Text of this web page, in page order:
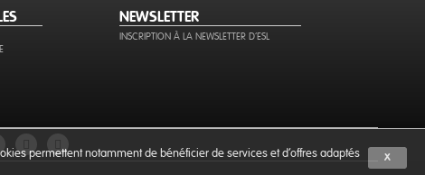
NEWSLETTER
INSCRIPTION À LA NEWSLETTER D'ESL
X
permettent notamment de bénéficier de services et d'offres adaptés